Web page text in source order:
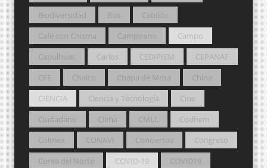
Biodiversidad
Box
Cabildo
Café con Chisma
Campirano
Campo
Capulhuac
Carlos CEDIPIEM
CEPANAF
CFE
Chalco Chapa de Mota
China
CIENCIA
Ciencia y Tecnología
Cine
Ciudadano
Clima CMLL
Codhem
Colmex
CONAVI Conciertos
Congreso
Corea del Norte
COVID-19
COVID19